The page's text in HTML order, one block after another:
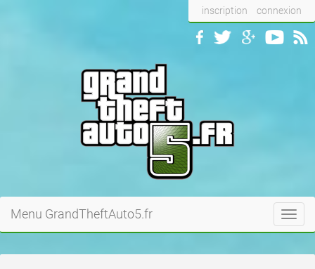
inscription connexion
Menu GrandTheftAuto5.fr